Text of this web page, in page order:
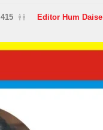
Editor Hum Daise
415 Views